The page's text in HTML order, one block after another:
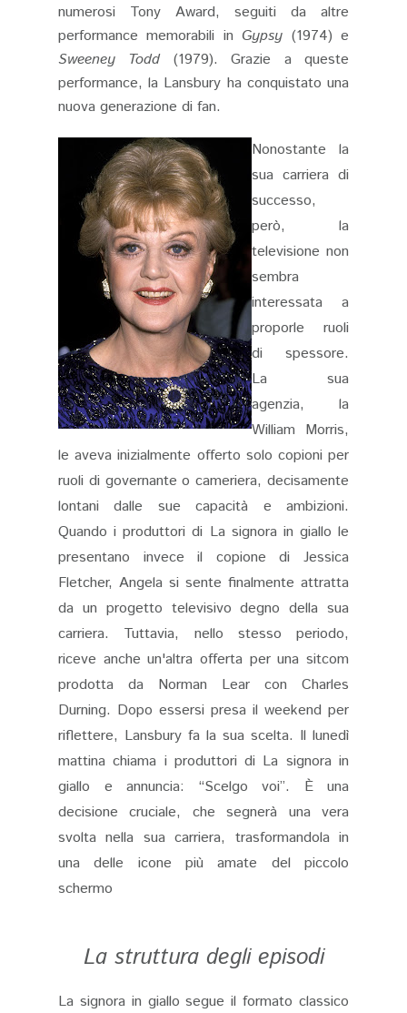
numerosi Tony Award, seguiti da altre
performance memorabili in Gypsy (1974) e
Sweeney Todd(1979). Grazie a queste
performance, la Lansbury ha conquistato una
nuova generazione di fan​.
Nonostante la
sua carriera di
successo,
però, la
televisione non
sembra
interessata a
proporle ruoli
di spessore.
La sua
agenzia, la
William Morris,
le aveva inizialmente offerto solo copioni per
ruoli di governante o cameriera, decisamente
lontani dalle sue capacità e ambizioni.
Quando i produttori di La signora in giallo le
presentano invece il copione di Jessica
Fletcher, Angela si sente finalmente attratta
da un progetto televisivo degno della sua
carriera. Tuttavia, nello stesso periodo,
riceve anche un'altra offerta per una sitcom
prodotta da Norman Lear con Charles
Durning​. Dopo essersi presa il weekend per
riflettere, Lansbury fa la sua scelta. Il lunedì
mattina chiama i produttori di La signora in
giallo e annuncia: “Scelgo voi”. È una
decisione cruciale, che segnerà una vera
svolta nella sua carriera, trasformandola in
una delle icone più amate del piccolo
schermo
La struttura degli episodi
La signora in giallo segue il formato classico